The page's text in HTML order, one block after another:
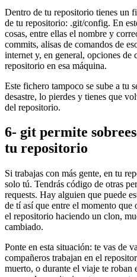
Dentro de tu repositorio tienes un
de tu repositorio: .git/config. En
cosas, entre ellas el nombre y
commits, alisas de comandos de
internet y, en general, opciones de
repositorio en esa máquina.
Este fichero tampoco se sube a tu
desastre, lo pierdes y tienes que
del repositorio.
6- git permite
tu repositorio
Si trabajas con más gente, en tu
solo tú. Tendrás código de otras
requests. Hay alguien que puede
de tí así que entre el momento que
el repositorio haciendo un clon,
cambiado.
Ponte en esta situación: te vas de
compañeros trabajan en el
muerto, o durante el viaje te roban